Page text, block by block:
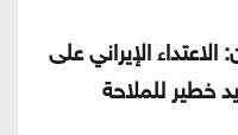
الإيراني على
خطير للملاحة